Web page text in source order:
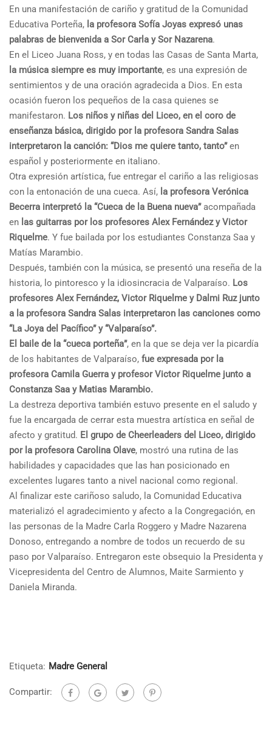
En una manifestación de cariño y gratitud de la Comunidad
Educativa Porteña, la profesora Sofía Joyas expresó unas
palabras de bienvenida a Sor Carla y Sor Nazarena.
En el Liceo Juana Ross, y en todas las Casas de Santa Marta,
la música siempre es muy importante, es una expresión de
sentimientos y de una oración agradecida a Dios. En esta
ocasión fueron los pequeños de la casa quienes se
manifestaron. Los niños y niñas del Liceo, en el coro de
enseñanza básica, dirigido por la profesora Sandra Salas
interpretaron la canción: “Dios me quiere tanto, tanto”en
español y posteriormente en italiano.
Otra expresión artística, fue entregar el cariño a las religiosas
con la entonación de una cueca. Así, la profesora Verónica
Becerra interpretó la “Cueca de la Buena nueva”acompañada
en las guitarras por los profesores Alex Fernández y Victor
Riquelme. Y fue bailada por los estudiantes Constanza Saa y
Matías Marambio.
Después, también con la música, se presentó una reseña de la
historia, lo pintoresco y la idiosincracia de Valparaíso. Los
profesores Alex Fernández, Victor Riquelme y Dalmi Ruz junto
a la profesora Sandra Salas interpretaron las canciones como
“La Joya del Pacífico” y “Valparaíso”.
El baile de la “cueca porteña”, en la que se deja ver la picardía
de los habitantes de Valparaíso, fue expresada por la
profesora Camila Guerra y profesor Victor Riquelme junto a
Constanza Saa y Matias Marambio.
La destreza deportiva también estuvo presente en el saludo y
fue la encargada de cerrar esta muestra artística en señal de
afecto y gratitud. El grupo de Cheerleaders del Liceo, dirigido
por la profesora Carolina Olave, mostró una rutina de las
habilidades y capacidades que las han posicionado en
excelentes lugares tanto a nivel nacional como regional.
Al finalizar este cariñoso saludo, la Comunidad Educativa
materializó el agradecimiento y afecto a la Congregación, en
las personas de la Madre Carla Roggero y Madre Nazarena
Donoso, entregando a nombre de todos un recuerdo de su
paso por Valparaíso. Entregaron este obsequio la Presidenta y
Vicepresidenta del Centro de Alumnos, Maite Sarmiento y
Daniela Miranda.
Etiqueta: Madre General
Compartir: